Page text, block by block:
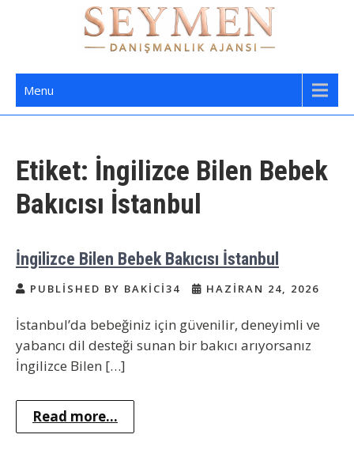
Seymen Danışmanlık | Yatılı Bakıcı,
Dadı,
Menu
Etiket: İngilizce Bilen Bebek
Bakıcısı İstanbul
İngilizce Bilen Bebek Bakıcısı İstanbul
PUBLISHED BY BAKICI34 HAZIRAN 24, 2026
İstanbul’da bebeğiniz için güvenilir, deneyimli ve
yabancı dil desteği sunan bir bakıcı arıyorsanız
İngilizce Bilen […]
Read more...